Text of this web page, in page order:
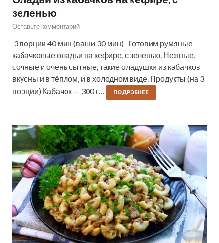
зеленью
Оставьте комментарий
3 порции 40 мин (ваши 30 мин) Готовим румяные
кабачковые оладьи на кефире, с зеленью. Нежные,
сочные и очень сытные, такие оладушки из кабачков
вкусны и в тёплом, и в холодном виде. Продукты (на 3
порции) Кабачок — 300 г…
ПОДРОБНЕЕ